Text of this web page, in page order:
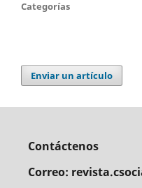
Categorías
Enviar un artículo
Contáctenos
Correo: